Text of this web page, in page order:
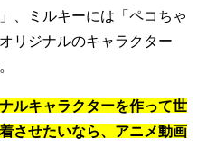
、ミルキーには「ペコちゃ
リジナルのキャラクター
ルキャラクターを作って世
させたいなら、アニメ動画